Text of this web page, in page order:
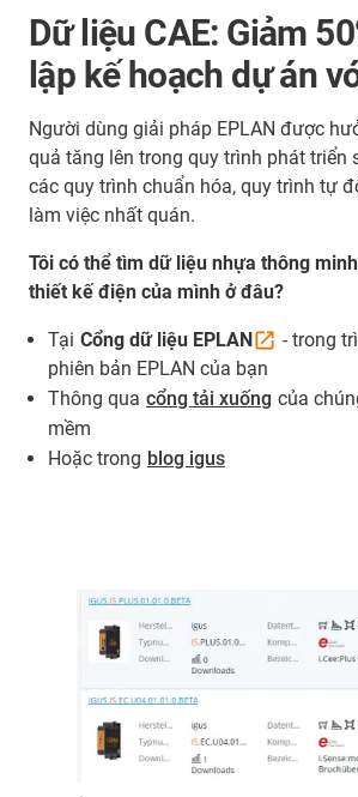
Dữ liệu CAE: Giảm
lập kế hoạch dự án
Người dùng giải pháp EPLAN được
quả tăng lên trong quy trình phát triển
các quy trình chuẩn hóa, quy trình tự
làm việc nhất quán.
Tôi có thể tìm dữ liệu nhựa thông
thiết kế điện của mình ở đâu?
Tại Cổng dữ liệu EPLAN
- trong
phiên bản EPLAN của bạn
Thông qua cổng tải xuống của
mềm
Hoặc trong blog igus